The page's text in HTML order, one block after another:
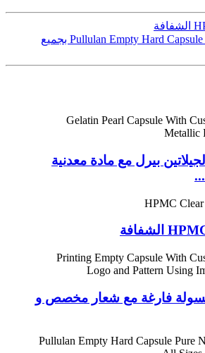
Pullulan Empty Hard Capsule Pure Natural بجميع
بيرل مع مادة معدنية
فارغة مع شعار مخصص و